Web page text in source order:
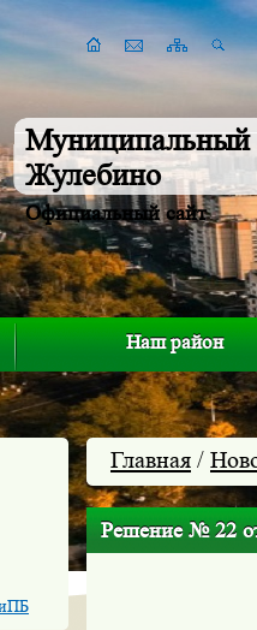
Муниципальный
Жулебино
Официальный сайт
Наш район
Главная /
Решение № 22